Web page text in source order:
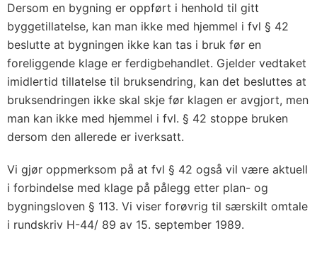
Dersom en bygning er oppført i henhold til gitt
byggetillatelse, kan man ikke med hjemmel i fvl § 42
beslutte at bygningen ikke kan tas i bruk før en
foreliggende klage er ferdigbehandlet. Gjelder vedtaket
imidlertid tillatelse til bruksendring, kan det besluttes at
bruksendringen ikke skal skje før klagen er avgjort, men
man kan ikke med hjemmel i fvl. § 42 stoppe bruken
dersom den allerede er iverksatt.
Vi gjør oppmerksom på at fvl § 42 også vil være aktuell
i forbindelse med klage på pålegg etter plan- og
bygningsloven § 113. Vi viser forøvrig til særskilt omtale
i rundskriv H-44/ 89 av 15. september 1989.